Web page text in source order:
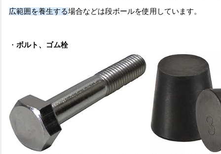
広範囲を養生する場合などは段ボールを使用しています。
・ ボルト、ゴム栓